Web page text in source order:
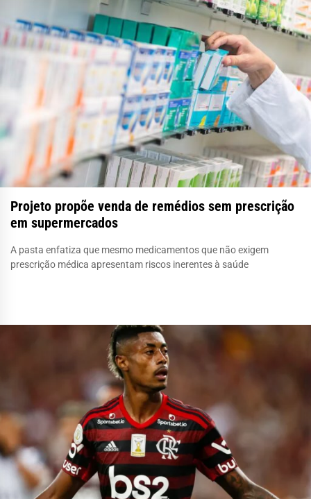
Projeto propõe venda de remédios sem prescrição
em supermercados
A pasta enfatiza que mesmo medicamentos que não exigem
prescrição médica apresentam riscos inerentes à saúde